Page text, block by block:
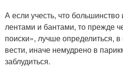
А если учесть, что
лентами и бантами, то прежде
поиски», лучше определиться,
вести, иначе немудрено в
заблудиться.